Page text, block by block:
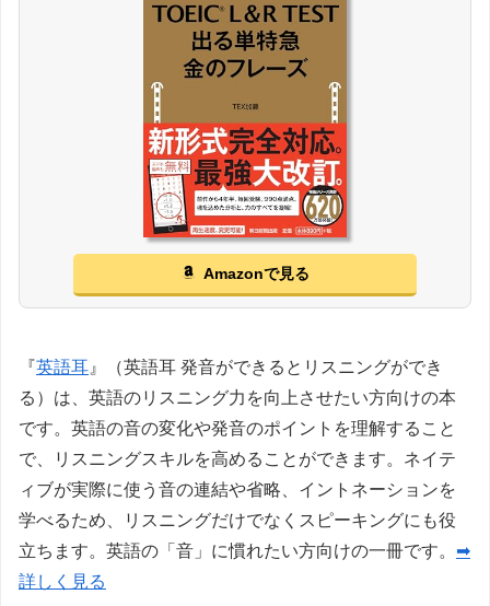
Amazonで見る
『英語耳』（英語耳 発音ができるとリスニングができ
る）は、英語のリスニング力を向上させたい方向けの本
です。英語の音の変化や発音のポイントを理解すること
で、リスニングスキルを高めることができます。ネイテ
ィブが実際に使う音の連結や省略、イントネーションを
学べるため、リスニングだけでなくスピーキングにも役
立ちます。英語の「音」に慣れたい方向けの一冊です。 ➡
詳しく見る